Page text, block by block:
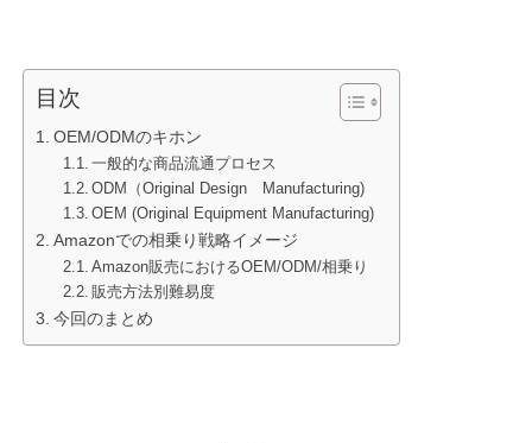
目次
OEM/ODMのキホン
一般的な商品流通プロセス
ODM（Original Design Manufacturing)
OEM (Original Equipment Manufacturing)
Amazonでの相乗り戦略イメージ
Amazon販売におけるOEM/ODM/相乗り
販売方法別難易度
今回のまとめ